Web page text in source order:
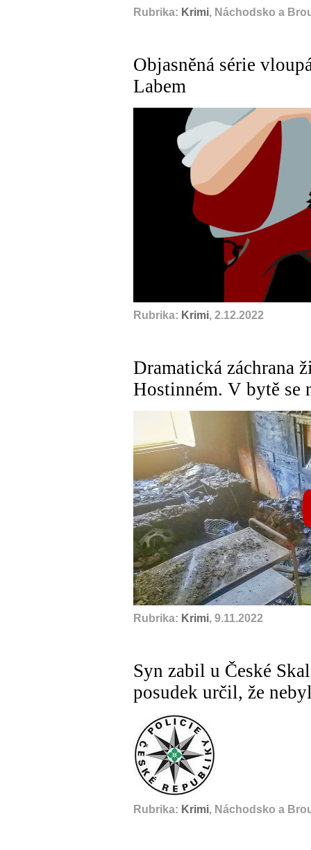
Rubrika: Krimi, Náchodsko a
Objasněná série
Labem
Rubrika: Krimi, 2.12.2022
Dramatická záchrana
Hostinném. V bytě se
Rubrika: Krimi, 9.11.2022
Syn zabil u České
posudek určil, že
Rubrika: Krimi, Náchodsko a